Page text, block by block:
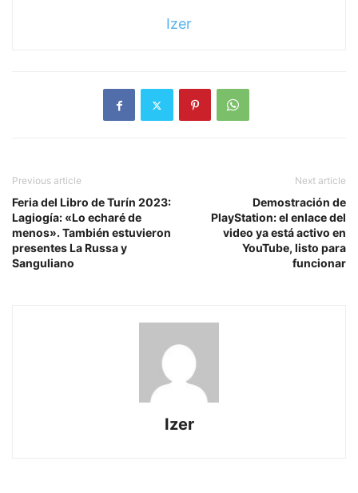
Izer
Previous article
Feria del Libro de Turín 2023:
Lagiogía: «Lo echaré de
menos». También estuvieron
presentes La Russa y
Sanguliano
Next article
Demostración de
PlayStation: el enlace del
video ya está activo en
YouTube, listo para
funcionar
Izer